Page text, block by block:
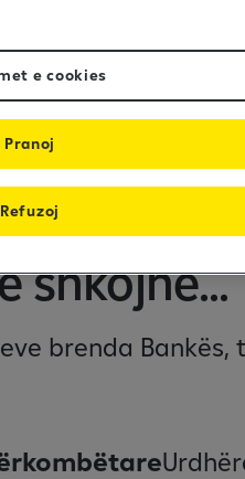
dhe siguri e
shkojnë...
brenda
e cookies
Refuzoj
Pranoj